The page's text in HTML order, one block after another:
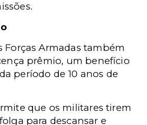
Forças Armadas também
prêmio, um benefício
período de 10 anos de
que os militares tirem
para descansar e